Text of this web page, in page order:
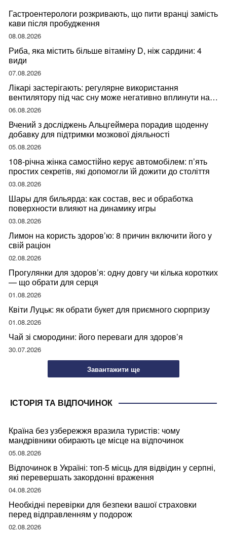
Гастроентерологи розкривають, що пити вранці замість
кави після пробудження
08.08.2026
Риба, яка містить більше вітаміну D, ніж сардини: 4
види
07.08.2026
Лікарі застерігають: регулярне використання
вентилятору під час сну може негативно вплинути на
ваше здоров’я
06.08.2026
Вчений з досліджень Альцгеймера порадив щоденну
добавку для підтримки мозкової діяльності
05.08.2026
108-річна жінка самостійно керує автомобілем: п’ять
простих секретів, які допомогли їй дожити до століття
03.08.2026
Шары для бильярда: как состав, вес и обработка
поверхности влияют на динамику игры
03.08.2026
Лимон на користь здоров’ю: 8 причин включити його у
свій раціон
02.08.2026
Прогулянки для здоров’я: одну довгу чи кілька коротких
— що обрати для серця
01.08.2026
Квіти Луцьк: як обрати букет для приємного сюрпризу
01.08.2026
Чай зі смородини: його переваги для здоров’я
30.07.2026
Завантажити ще
ІСТОРІЯ ТА ВІДПОЧИНОК
Країна без узбережжя вразила туристів: чому
мандрівники обирають це місце на відпочинок
05.08.2026
Відпочинок в Україні: топ-5 місць для відвідин у серпні,
які перевершать закордонні враження
04.08.2026
Необхідні перевірки для безпеки вашої страховки
перед відправленням у подорож
02.08.2026